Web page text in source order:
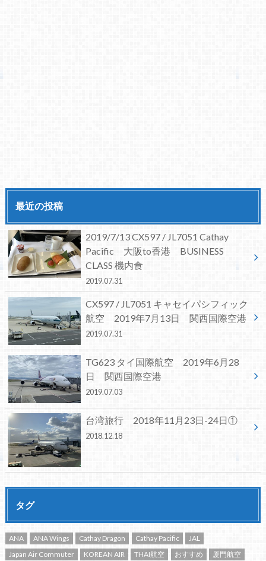
最近の投稿
2019/7/13 CX597 / JL7051 Cathay
Pacific 大阪to香港 BUSINESS
CLASS 機内食
2019.07.31
CX597 / JL7051 キャセイパシフィック
航空 2019年7月13日 関西国際空港
2019.07.31
TG623 タイ国際航空 2019年6月28
日 関西国際空港
2019.07.03
台湾旅行 2018年11月23日-24日①
2018.12.18
タグ
ANA ANA Wings Cathay Dragon Cathay Pacific
JAL
Japan Air Commuter
KOREAN AIR THAI航空 おすすめ 厦門航空